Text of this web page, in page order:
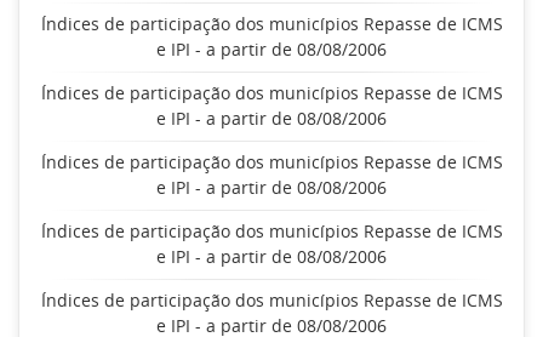
Índices de participação dos municípios Repasse de ICMS
e IPI - a partir de 08/08/2006
Índices de participação dos municípios Repasse de ICMS
e IPI - a partir de 08/08/2006
Índices de participação dos municípios Repasse de ICMS
e IPI - a partir de 08/08/2006
Índices de participação dos municípios Repasse de ICMS
e IPI - a partir de 08/08/2006
Índices de participação dos municípios Repasse de ICMS
e IPI - a partir de 08/08/2006